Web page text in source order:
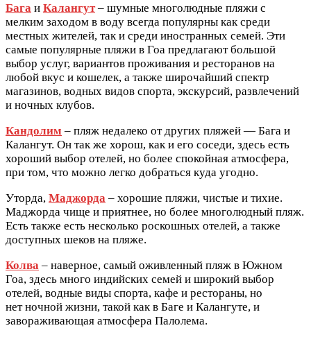
Бага и Калангут– шумные многолюдные пляжи с
мелким заходом в воду всегда популярны как среди
местных жителей, так и среди иностранных семей. Эти
самые популярные пляжи в Гоа предлагают большой
выбор услуг, вариантов проживания и ресторанов на
любой вкус и кошелек, а также широчайший спектр
магазинов, водных видов спорта, экскурсий, развлечений
и ночных клубов.
Кандолим – пляж недалеко от других пляжей — Бага и
Калангут. Он так же хорош, как и его соседи, здесь есть
хороший выбор отелей, но более спокойная атмосфера,
при том, что можно легко добраться куда угодно.
Уторда, Маджорда – хорошие пляжи, чистые и тихие.
Маджорда чище и приятнее, но более многолюдный пляж.
Есть также есть несколько роскошных отелей, а также
доступных шеков на пляже.
Колва – наверное, самый оживленный пляж в Южном
Гоа, здесь много индийских семей и широкий выбор
отелей, водные виды спорта, кафе и рестораны, но
нет ночной жизни, такой как в Баге и Калангуте, и
завораживающая атмосфера Палолема.